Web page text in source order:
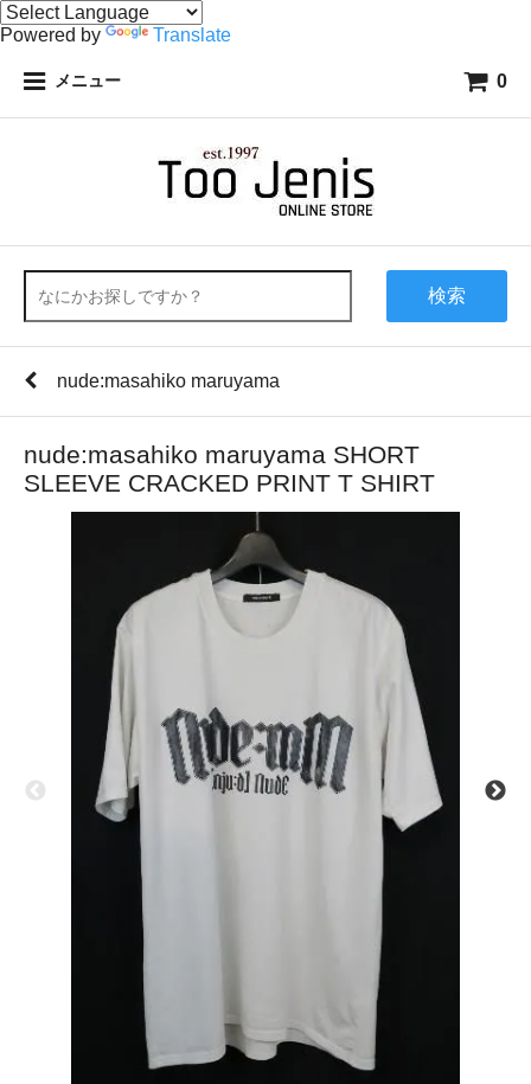
Powered by Translate
メニュー 0
検索
nude:masahiko maruyama
nude:masahiko maruyama SHORT
SLEEVE CRACKED PRINT T SHIRT